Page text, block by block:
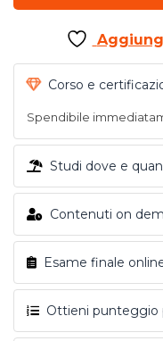
Corso e
Spendibile
Studi dove e
Contenuti on
Esame finale
Ottieni punteggio